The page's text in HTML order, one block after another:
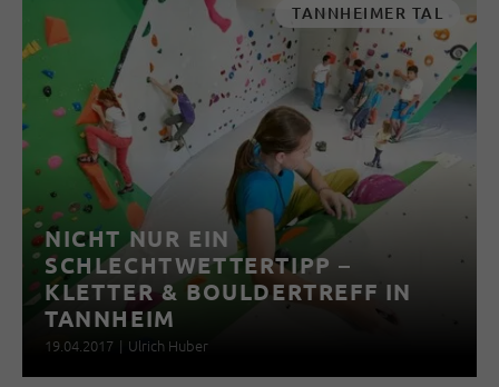
TANNHEIMER TAL
NICHT NUR EIN
SCHLECHTWETTERTIPP –
KLETTER & BOULDERTREFF IN
TANNHEIM
19.04.2017 | Ulrich Huber